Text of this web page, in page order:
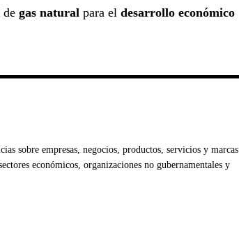
de gas natural para el desarrollo económico
sobre empresas, negocios, productos, servicios y marcas
económicos, organizaciones no gubernamentales y